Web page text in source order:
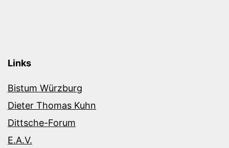
Links
Bistum Würzburg
Dieter Thomas Kuhn
Dittsche-Forum
E.A.V.